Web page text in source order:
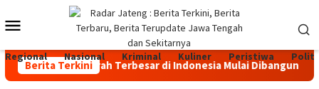
to
Mobile
Menu
Regional Nasional Kriminal Kuliner Peristiwa
Berita Terkini
Sapi Perah Terbesar di Indonesia Mulai Dibangun di